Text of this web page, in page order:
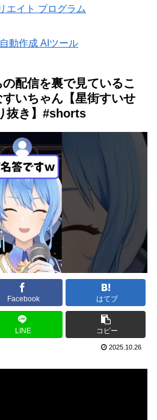
エイト プログラム
動作成 AIツール
配信を裏で見ているこ
いちゃん【星街すいせ
抜き】#shorts
Facebook はてブ
LINE コピー
2025.10.26